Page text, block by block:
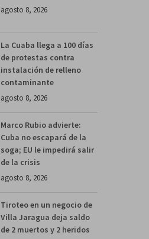
agosto 8, 2026
La Cuaba llega a 100 días
de protestas contra
instalación de relleno
contaminante
agosto 8, 2026
Marco Rubio advierte:
Cuba no escapará de la
soga; EU le impedirá salir
de la crisis
agosto 8, 2026
Tiroteo en un negocio de
Villa Jaragua deja saldo
de 2 muertos y 2 heridos